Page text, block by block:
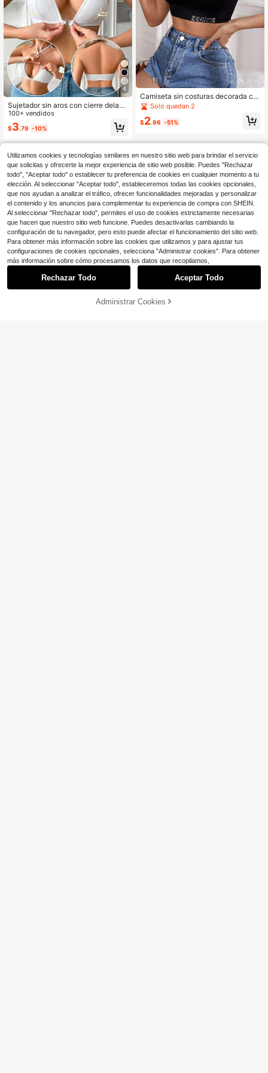
4
Sujetador sin aros con cierre delant
ero de tiras cruzadas, sin relleno, ad
ecuado para copas A-C, para mujer
es que buscan una experiencia de p
100+ vendidos
$3.79 -10%
Camiseta sin costuras decorada co
n rhinestones de moda para mujer, s
ujetador deportivo minimalista sin c
ables
Solo quedan 2
$2.96 -51%
¡44% DE DESCUENTO!
Utilizamos cookies y tecnologías similares en nuestro sitio web para brindar el servicio
que solicitas y ofrecerte la mejor experiencia de sitio web posible. Puedes "Rechazar
todo", "Aceptar todo" o establecer tu preferencia de cookies en cualquier momento a tu
elección. Al seleccionar "Aceptar todo", estableceremos todas las cookies opcionales,
que nos ayudan a analizar el tráfico, ofrecer funcionalidades mejoradas y personalizar
el contenido y los anuncios para complementar tu experiencia de compra con SHEIN.
Al seleccionar "Rechazar todo", permites el uso de cookies estrictamente necesarias
que hacen que nuestro sitio web funcione. Puedes desactivarlas cambiando la
configuración de tu navegador, pero esto puede afectar el funcionamiento del sitio web.
Para obtener más información sobre las cookies que utilizamos y para ajustar tus
configuraciones de cookies opcionales, selecciona "Administrar cookies". Para obtener
más información sobre cómo procesamos los datos que recopilamos,
Rechazar Todo Aceptar Todo
Administrar Cookies